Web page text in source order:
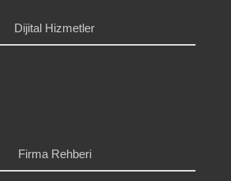
Dijital Hizmetler
Firma Rehberi